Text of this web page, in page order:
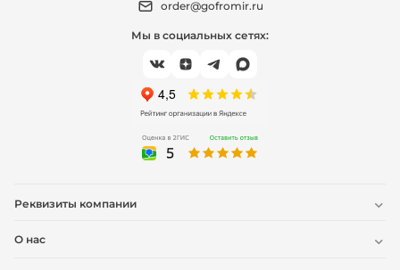
order@gofromir.ru
Мы в социальных сетях:
Реквизиты компании
О нас